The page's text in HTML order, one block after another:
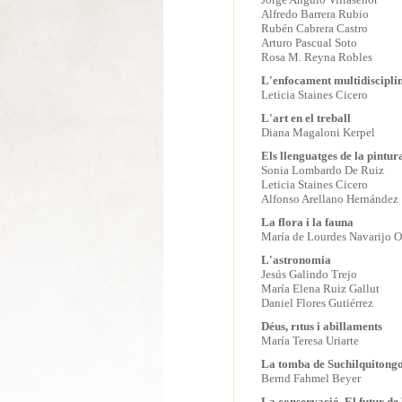
Alfredo Barrera Rubio
Rubén Cabrera Castro
Arturo Pascual Soto
Rosa M. Reyna Robles
L'enfocament
Leticia Staines Cicero
L'art en el treball
Diana Magaloni Kerpel
Els llenguatges de la
Sonia Lombardo De Ruiz
Leticia Staines Cicero
Alfonso Arellano Hernández
La flora i la fauna
María de Lourdes Navarijo
L'astronomia
Jesús Galindo Trejo
María Elena Ruiz Gallut
Daniel Flores Gutiérrez
Déus, rıtus i abillaments
María Teresa Uriarte
La tomba de Suchilquitongo
Bernd Fahmel Beyer